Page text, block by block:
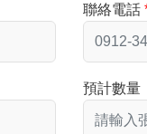
聯絡電話
預計數量